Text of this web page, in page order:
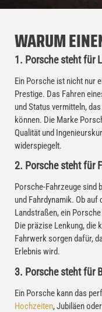
WARUM
1. Porsche steht für
Ein Porsche ist nicht nur
Prestige. Das Fahren
und Status vermitteln,
können. Die Marke
Qualität und
widerspiegelt.
2. Porsche steht für
Porsche-Fahrzeuge sind
und Fahrdynamik. Ob
Landstraßen, ein
Die präzise Lenkung,
Fahrwerk sorgen dafür,
Erlebnis wird.
3. Porsche steht für
Ein Porsche kann das
Hochzeiten, Jubiläen